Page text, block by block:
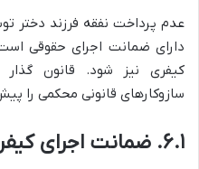
عدم پرداخت نفقه فرزند دختر
دارای ضمانت اجرای حقوقی
کیفری نیز شود. قانون گذار
سازوکارهای قانونی محکمی را
۶.۱. ضمانت اجرای کیفری